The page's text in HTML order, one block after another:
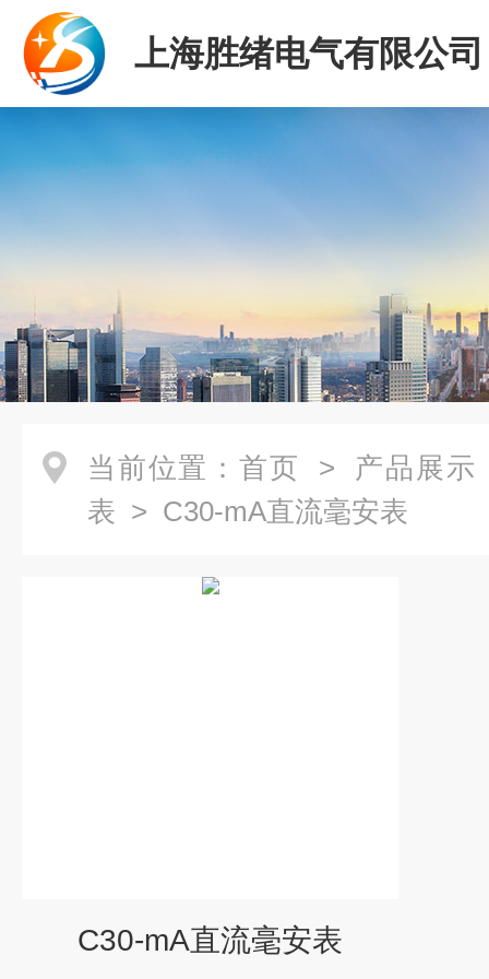
上海胜绪电气有限公司
当前位置： 首页 > 产品展示
表 > C30-mA直流毫安表
C30-mA直流毫安表